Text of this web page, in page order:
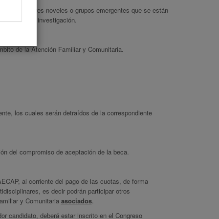
noveles o grupos emergentes que se están
proyecto de investigación.
de la Atención Familiar y Comunitaria.
los cuales serán detraídos de la correspondiente
del compromiso de aceptación de la beca.
al corriente del pago de las cuotas, de forma
es decir podrán participar otros
y Comunitaria asociados.
candidato, deberá estar inscrito en el Congreso